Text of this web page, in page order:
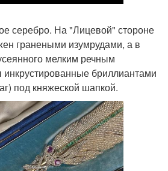
серебро. На "Лицевой" стороне
гранеными изумрудами, а в
мелким речным
бриллиантами
под княжеской шапкой.